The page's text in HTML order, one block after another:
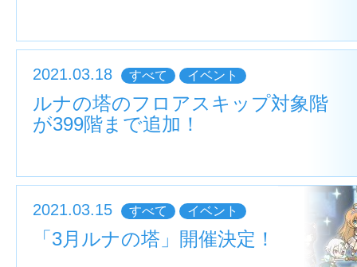
2021.03.18 すべて イベント
ルナの塔のフロアスキップ対象階
が399階まで追加！
2021.03.15 すべて イベント
「3月ルナの塔」開催決定！